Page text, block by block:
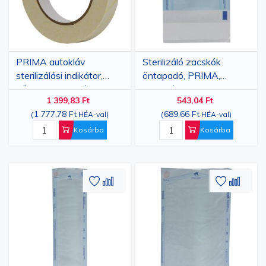
PRIMA autokláv
sterilizálási indikátor,
gőzös, öntapadó
1 399,83 Ft
( 1 777,78 Ft HÉA-val)
Kosárba
Sterilizáló zacskók
öntapadó, PRIMA,
Autokláv/EO,
60x100mm(50x40mm),
100 darab
543,04 Ft
(689,66 Ft HÉA-val)
Kosárba
Hozzáadás
kívánságlistához
Hozzáadás
összehasonlításhoz
a